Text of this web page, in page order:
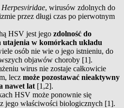
Herpesviridae, wirusów zdolnych do
przez długi czas po pierwotnym
HSV jest jego zdolność do
utajenia w komórkach układu
osób nie wie o jego istnieniu, do
objawów choroby [1].
wirus nie zostaje całkowicie
lecz może pozostawać nieaktywny
nawet lat [1,2].
HSV może ponownie się
jego właściwości biologicznych [1].